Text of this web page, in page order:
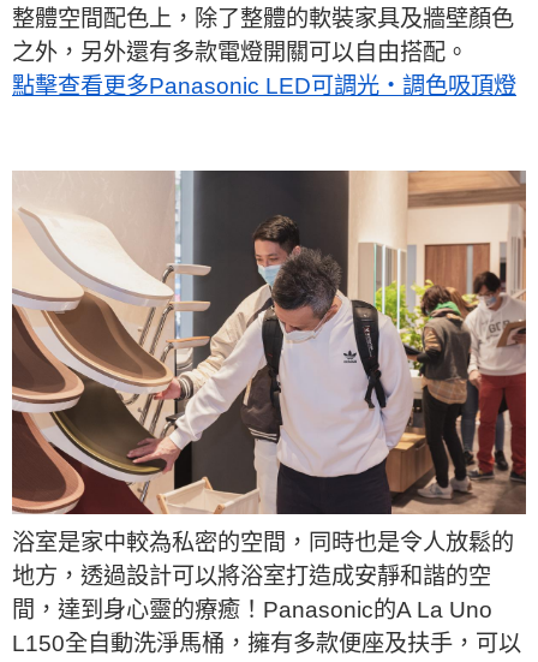
整體空間配色上，除了整體的軟裝家具及牆壁顏色
之外，另外還有多款電燈開關可以自由搭配。
點擊查看更多Panasonic LED可調光・調色吸頂燈
浴室是家中較為私密的空間，同時也是令人放鬆的
地方，透過設計可以將浴室打造成安靜和諧的空
間，達到身心靈的療癒！Panasonic的A La Uno
L150全自動洗淨馬桶，擁有多款便座及扶手，可以